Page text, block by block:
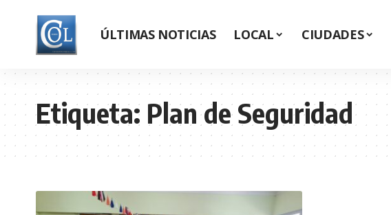
ÚLTIMAS NOTICIAS LOCAL CIUDADES
Etiqueta: Plan de Seguridad